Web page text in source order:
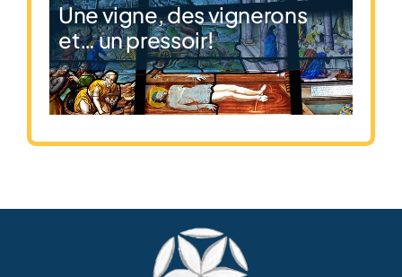
Une vigne, des vignerons
et… un pressoir!